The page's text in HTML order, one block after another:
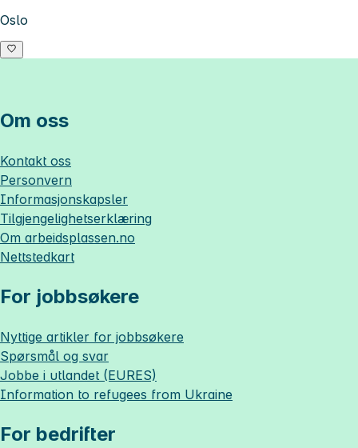
Oslo
Om oss
Kontakt oss
Personvern
Informasjonskapsler
Tilgjengelighetserklæring
Om arbeidsplassen.no
Nettstedkart
For jobbsøkere
Nyttige artikler for jobbsøkere
Spørsmål og svar
Jobbe i utlandet (EURES)
Information to refugees from Ukraine
For bedrifter